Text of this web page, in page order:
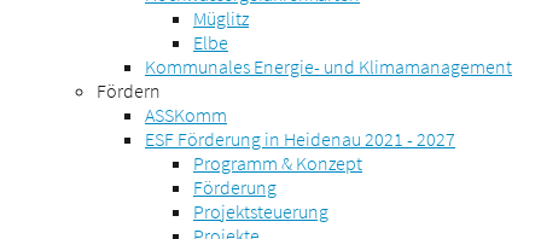
Müglitz
Elbe
Kommunales Energie- und Klimamanagement
Fördern
ASSKomm
ESF Förderung in Heidenau 2021 - 2027
Programm & Konzept
Förderung
Projektsteuerung